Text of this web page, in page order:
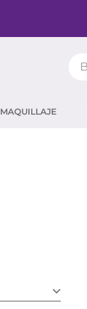
MAQUILLAJE